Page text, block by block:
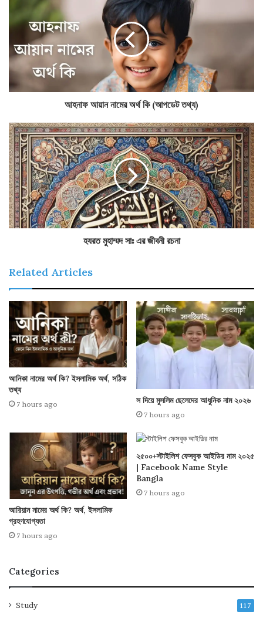
আহনাফ আয়ান নামের অর্থ কি (আপডেট তথ্য)
হযরত মুহাম্মদ সাঃ এর জীবনী রচনা
Related Articles
আনিকা নামের অর্থ কি? ইসলামিক অর্থ, সঠিক
তথ্য
7 hours ago স দিয়ে মুসলিম ছেলেদের আধুনিক নাম ২০২৬
7 hours ago
আরিয়ান নামের অর্থ কি? অর্থ, ইসলামিক
গ্রহণযোগ্যতা
7 hours ago
২৫০০+স্টাইলিশ ফেসবুক আইডির নাম ২০২৫
| Facebook Name Style
Bangla
7 hours ago
Categories
Study 117